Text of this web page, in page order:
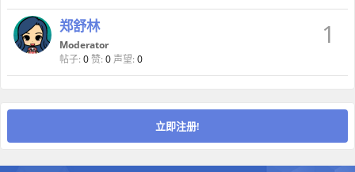
1
郑舒林
Moderator
帖子: 0赞: 0 声望: 0
立即注册!